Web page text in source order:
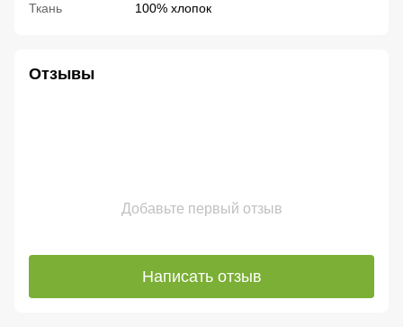
Ткань
100% хлопок
Отзывы
Добавьте первый отзыв
Написать отзыв